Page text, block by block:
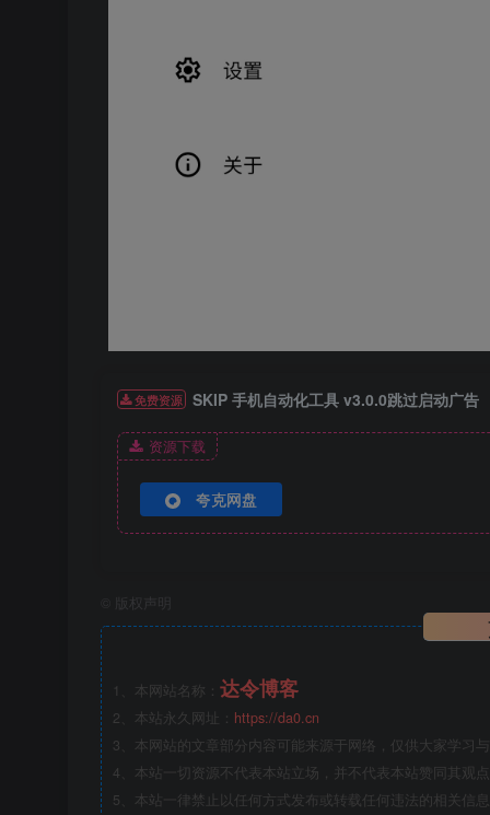
免费资源 SKIP 手机自动化工具 v3.0.0跳过启动广告
资源下载
夸克网盘
版权声明
1、本网站名称： 达令博客
2、本站永久网址： https://da0.cn
3、本网站的文章部分内容可能来源于网络，仅供大家学习
4、本站一切资源不代表本站立场，并不代表本站赞同其观
5、本站一律禁止以任何方式发布或转载任何违法的相关信